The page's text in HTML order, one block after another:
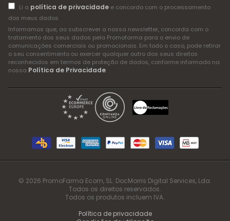
Li a política de privacidadee concordo com o processamento
dos meus dados
Informamos que, ao subscrever a nossa newsletter, concorda com o
tratamento dos seus dados pela Promofarma para o envio de
comunicações comerciais ou promocionais. Em todo o caso, pode retirar
o seu consentimento ou exercer qualquer outro dos seus direitos
reconhecidos em termos de proteção de dados, conforme informado na
nossa Política de Privacidade.
© 2026 PromoFarma Ecom, SL. DocMorris Digital Services, Lda.
Todos os direitos reservados.
Todos os produtos incluem IVA.
Política de privacidade